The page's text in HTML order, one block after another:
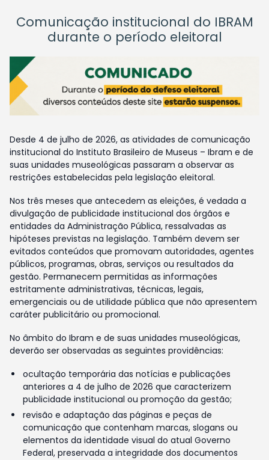
Comunicação institucional do IBRAM
durante o período eleitoral
Desde 4 de julho de 2026, as atividades de comunicação
institucional do Instituto Brasileiro de Museus – Ibram e de
suas unidades museológicas passaram a observar as
restrições estabelecidas pela legislação eleitoral.
Nos três meses que antecedem as eleições, é vedada a
divulgação de publicidade institucional dos órgãos e
entidades da Administração Pública, ressalvadas as
hipóteses previstas na legislação. Também devem ser
evitados conteúdos que promovam autoridades, agentes
públicos, programas, obras, serviços ou resultados da
gestão. Permanecem permitidas as informações
estritamente administrativas, técnicas, legais,
emergenciais ou de utilidade pública que não apresentem
caráter publicitário ou promocional.
No âmbito do Ibram e de suas unidades museológicas,
deverão ser observadas as seguintes providências:
ocultação temporária das notícias e publicações
anteriores a 4 de julho de 2026 que caracterizem
publicidade institucional ou promoção da gestão;
revisão e adaptação das páginas e peças de
comunicação que contenham marcas, slogans ou
elementos da identidade visual do atual Governo
Federal, preservada a integridade dos documentos